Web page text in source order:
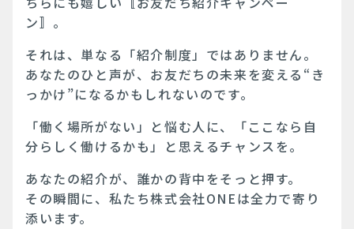
ン〛。
それは、単なる「紹介制度」ではありません。
あなたのひと声が、お友だちの未来を変える“き
っかけ”になるかもしれないのです。
「働く場所がない」と悩む人に、「ここなら自
分らしく働けるかも」と思えるチャンスを。
あなたの紹介が、誰かの背中をそっと押す。
その瞬間に、私たち株式会社ONEは全力で寄り
添います。